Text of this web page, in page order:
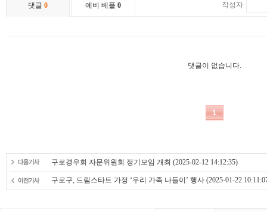
구로경우회 자문위원회 정기모임 개최 (2025-02-12 14:12:35)
구로구, 드림스타트 가정 ‘우리 가족 나들이’ 행사 (2025-01-22